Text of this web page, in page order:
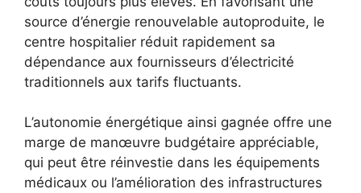
source d’énergie renouvelable autoproduite, le
centre hospitalier réduit rapidement sa
dépendance aux fournisseurs d’électricité
traditionnels aux tarifs fluctuants.
L’autonomie énergétique ainsi gagnée offre une
marge de manœuvre budgétaire appréciable,
qui peut être réinvestie dans les équipements
médicaux ou l’amélioration des infrastructures